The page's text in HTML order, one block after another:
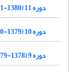
دوره 11 (1380-1381)
دوره 10 (1379-1380)
دوره 9 (1378-1379)